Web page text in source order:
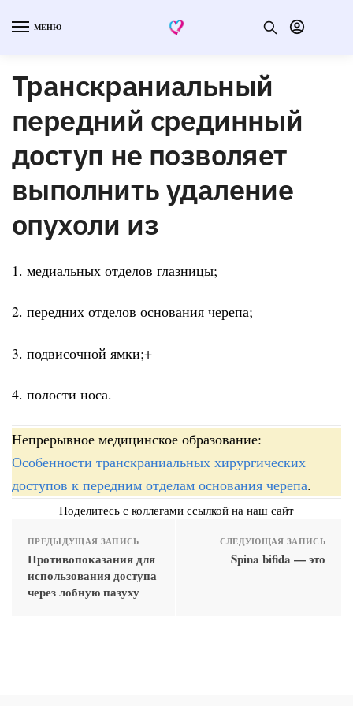
МЕНЮ
Транскраниальный
передний срединный
доступ не позволяет
выполнить удаление
опухоли из
1. медиальных отделов глазницы;
2. передних отделов основания черепа;
3. подвисочной ямки;+
4. полости носа.
Непрерывное медицинское образование:
Особенности транскраниальных хирургических
доступов к передним отделам основания черепа.
Поделитесь с коллегами ссылкой на наш сайт
ПРЕДЫДУЩАЯ ЗАПИСЬ
Противопоказания для
использования доступа
через лобную пазуху
СЛЕДУЮЩАЯ ЗАПИСЬ
Spina bifida — это